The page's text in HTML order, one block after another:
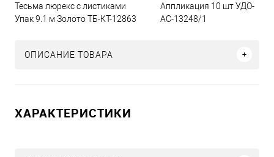
Тесьма люрекс с листиками
Упак 9.1 м Золото ТБ-КТ-12863
Аппликация 10 шт УДО-
АС-13248/1
ОПИСАНИЕ ТОВАРА
ХАРАКТЕРИСТИКИ